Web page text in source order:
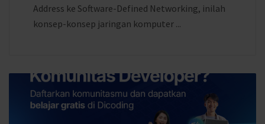
Address ke Software-Defined Networking, inilah
konsep-konsep jaringan komputer ...